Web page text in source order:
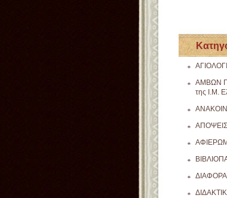
ΑΜΒΩΝ
της Ι.Μ.
ΑΠΟΨΕΙΣ
ΔΙΑΦΟΡΑ